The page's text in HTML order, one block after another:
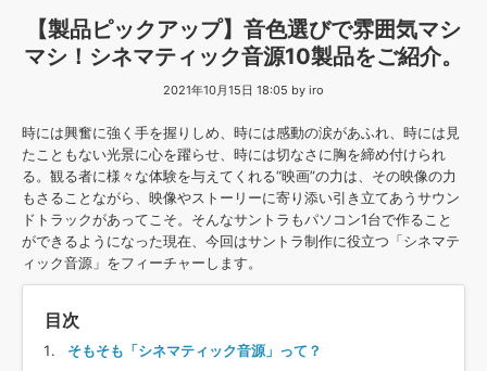
ソフトウェア／ツール »
DAW »
効果音 »
BGM »
特集 »
SONICWIREブログ »
製品サポート情報 »
FAQ »
お問い合わせ »
楽曲配信流通サービス
無償のサウンド 管理ソフト
APS 映像のBGM・
ソフト音源 プラグイン・エフェクト サンプルパック
ソフトウェア／ツール DAW 効果音
【製品ピックアップ】音色選びで雰囲気マシ
マシ！シネマティック音源10製品をご紹介。
2021年10月15日 18:05 by iro
時には興奮に強く手を握りしめ、時には感動の涙があふれ、時には見
たこともない光景に心を躍らせ、時には切なさに胸を締め付けられ
る。観る者に様々な体験を与えてくれる“映画”の力は、その映像の力
もさることながら、映像やストーリーに寄り添い引き立てあうサウン
ドトラックがあってこそ。そんなサントラもパソコン1台で作ること
ができるようになった現在、今回はサントラ制作に役立つ「シネマテ
ィック音源」をフィーチャーします。
目次
そもそも「シネマティック音源」って？